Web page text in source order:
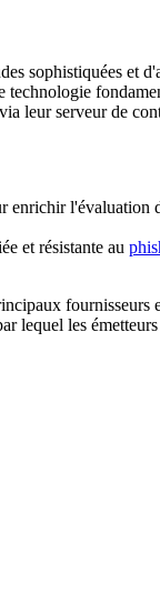
sophistiquées et
leur serveur de
enrichir l'évaluation
et résistante au
fournisseurs
lequel les